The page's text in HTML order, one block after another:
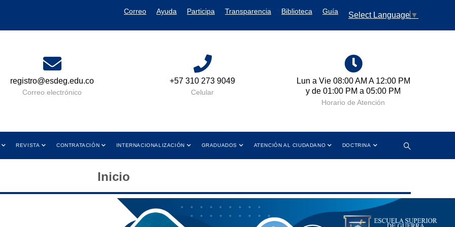
Correo Ayuda Participa Transparencia Biblioteca Guía Select Language ▼
+57 310 273 9049
Celular
Lun a Vie 08:00 AM A 12:00 PM
y de 01:00 PM a 05:00 PM
Cra 11 No. 102-50 Bogotá D.C.,
Colombia
Dirección
REVISTA CONTRATACIÓN INTERNACIONALIZACIÓN GRADUADOS ATENCIÓN AL CIUDADANO DOCTRINA
Inicio